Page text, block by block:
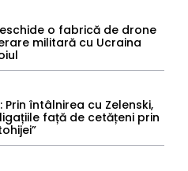
o fabrică de drone
militară cu Ucraina
întâlnirea cu Zelenski,
față de cetățeni prin